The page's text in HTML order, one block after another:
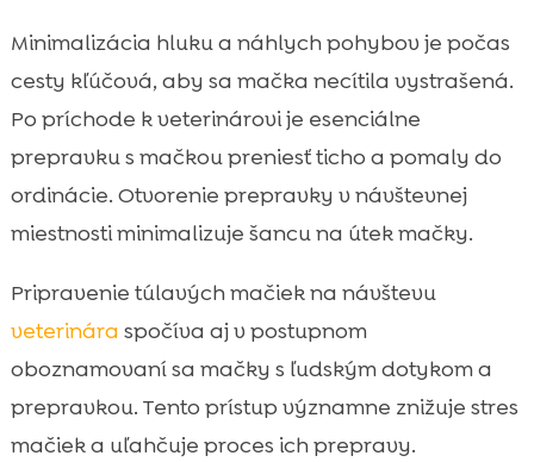
Minimalizácia hluku a náhlych pohybov je počas
cesty kľúčová, aby sa mačka necítila vystrašená.
Po príchode k veterinárovi je esenciálne
prepravku s mačkou preniesť ticho a pomaly do
ordinácie. Otvorenie prepravky v návštevnej
miestnosti minimalizuje šancu na útek mačky.
Pripravenie túlavých mačiek na návštevu
veterinára spočíva aj v postupnom
oboznamovaní sa mačky s ľudským dotykom a
prepravkou. Tento prístup významne znižuje stres
mačiek a uľahčuje proces ich prepravy.